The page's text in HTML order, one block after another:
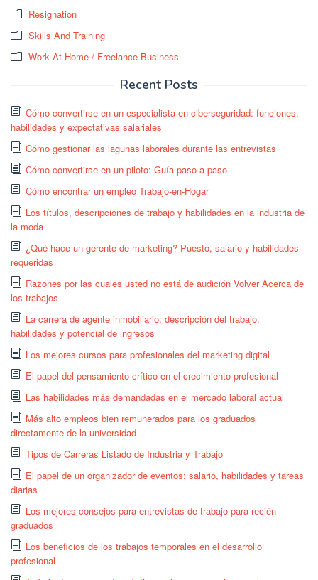
Resignation
Skills And Training
Work At Home / Freelance Business
Recent Posts
Cómo convertirse en un especialista en ciberseguridad: funciones,
habilidades y expectativas salariales
Cómo gestionar las lagunas laborales durante las entrevistas
Cómo convertirse en un piloto: Guía paso a paso
Cómo encontrar un empleo Trabajo-en-Hogar
Los títulos, descripciones de trabajo y habilidades en la industria de
la moda
¿Qué hace un gerente de marketing? Puesto, salario y habilidades
requeridas
Razones por las cuales usted no está de audición Volver Acerca de
los trabajos
La carrera de agente inmobiliario: descripción del trabajo,
habilidades y potencial de ingresos
Los mejores cursos para profesionales del marketing digital
El papel del pensamiento crítico en el crecimiento profesional
Las habilidades más demandadas en el mercado laboral actual
Más alto empleos bien remunerados para los graduados
directamente de la universidad
Tipos de Carreras Listado de Industria y Trabajo
El papel de un organizador de eventos: salario, habilidades y tareas
diarias
Los mejores consejos para entrevistas de trabajo para recién
graduados
Los beneficios de los trabajos temporales en el desarrollo
profesional